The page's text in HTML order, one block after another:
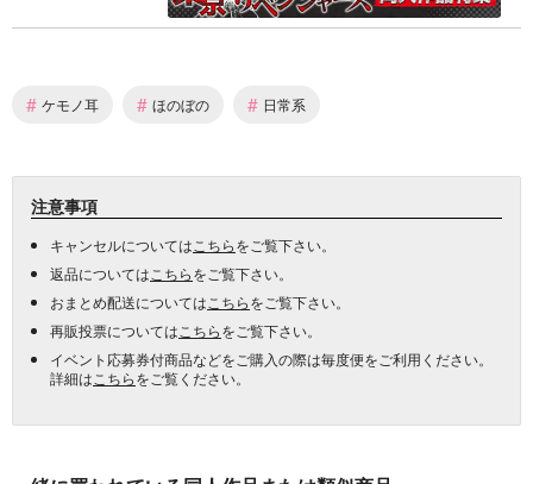
# ケモノ耳 # ほのぼの # 日常系
注意事項
キャンセルについては こちらをご覧下さい。
返品については こちらをご覧下さい。
おまとめ配送については こちらをご覧下さい。
再販投票については こちらをご覧下さい。
イベント応募券付商品などをご購入の際は毎度便をご利用ください。
詳細は こちらをご覧ください。